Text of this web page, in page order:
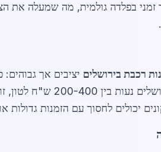
בפלדה גולמית, מה שמעלה את
רכבת בירושלים
ש"ח לטון. עלויות